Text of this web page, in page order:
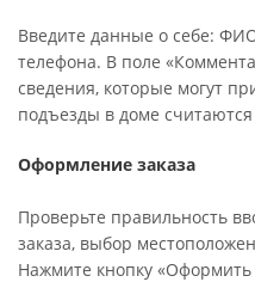
Введите данные о себе:
телефона. В поле
сведения, которые могут
подъезды в доме
Оформление заказа
Проверьте правильность
заказа, выбор
Нажмите кнопку «Оформить